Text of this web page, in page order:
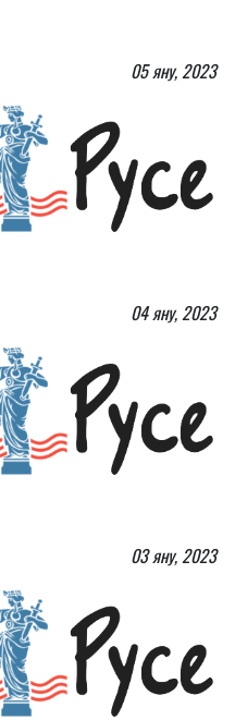
05 яну, 2023
04 яну, 2023
03 яну, 2023